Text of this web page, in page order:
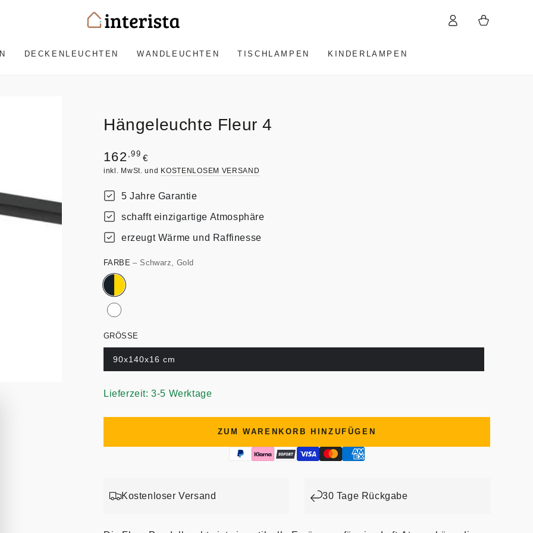
DECKENLEUCHTEN WANDLEUCHTEN TISCHLAMPEN KINDERLAMPEN
EinloggenWarenkorb
Hängeleuchte Fleur 4
Regulärer
Preis
162 ,99 €
inkl. MwSt. und KOSTENLOSEM VERSAND
5 Jahre Garantie
schafft einzigartige Atmosphäre
erzeugt Wärme und Raffinesse
FARBE– Schwarz, Gold
GRÖSSE
90x140x16 cm
Lieferzeit: 3-5 Werktage
ZUM WARENKORB HINZUFÜGEN
Kostenloser Versand 30 Tage Rückgabe